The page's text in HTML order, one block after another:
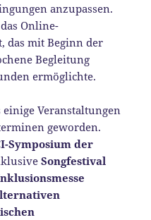
anzupassen.
Online-
das mit Beginn der
Begleitung
ermöglichte.
Veranstaltungen
geworden.
Symposium der
Songfestival